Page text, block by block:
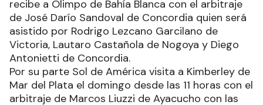
recibe a Olimpo de Bahía Blanca con el arbitraje
de José Darío Sandoval de Concordia quien será
asistido por Rodrigo Lezcano Garcilano de
Victoria, Lautaro Castañola de Nogoya y Diego
Antonietti de Concordia.
Por su parte Sol de América visita a Kimberley de
Mar del Plata el domingo desde las 11 horas con el
arbitraje de Marcos Liuzzi de Ayacucho con las